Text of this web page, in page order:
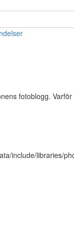
fotoblogg. Varför
include/libraries/